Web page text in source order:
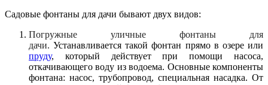
Садовые фонтаны для дачи бывают двух видов:
Погружные уличные фонтаны для
дачи.Устанавливается такой фонтан прямо в озере или
пруду, который действует при помощи насоса,
откачивающего воду из водоема. Основные компоненты
фонтана: насос, трубопровод, специальная насадка. От